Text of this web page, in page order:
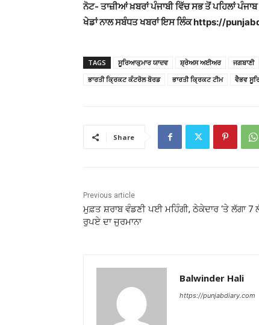
ਨੋਟ- ਤਾਜ਼ੀਆਂ ਖ਼ਬਰਾਂ ਪੰਜਾਬੀ ਵਿੱਚ ਸਭ ਤੋਂ ਪਹਿਲਾਂ
ਖੇਡਾਂ ਨਾਲ ਸਬੰਧਤ ਖਬਰਾਂ ਇਸ ਲਿੰਕ https://
TAGS ਸੂਰਿਆਕੁਮਾਰ ਯਾਦਵ ਸ਼੍ਰੇਅਸ ਅਈਅਰ ਜਗਬਾਣੀ
ਭਾਰਤੀ ਕ੍ਰਿਕਟ ਕੰਟਰੋਲ ਬੋਰਡ
ਭਾਰਤੀ ਕ੍ਰਿਕਟ ਟੀਮ ਵੈਭਵ
Share
Previous article
ਮੁਫ਼ਤ ਸ਼ਰਾਬ ਵੰਡਣੀ ਪਈ ਮਹਿੰਗੀ, ਠੇਕੇਦਾਰ ‘ਤੇ ਲੱਗਾ 7
ਰੁਪਏ ਦਾ ਜੁਰਮਾਨਾ
Balwinder Hali
https://punjabdiary.com